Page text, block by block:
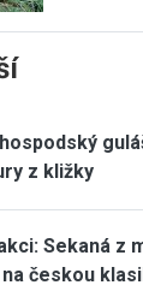
z kližky
Sekaná z
českou